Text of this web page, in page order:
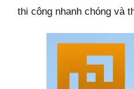
thi công nhanh chóng và